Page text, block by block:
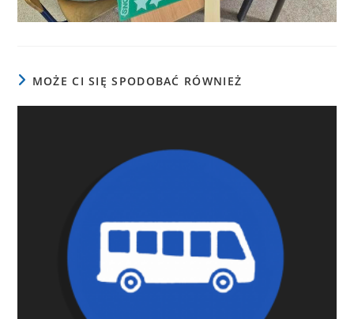
MOŻE CI SIĘ SPODOBAĆ RÓWNIEŻ